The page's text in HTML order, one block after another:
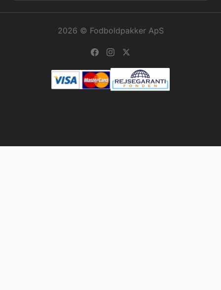
2026 © Fodboldpakker ApS